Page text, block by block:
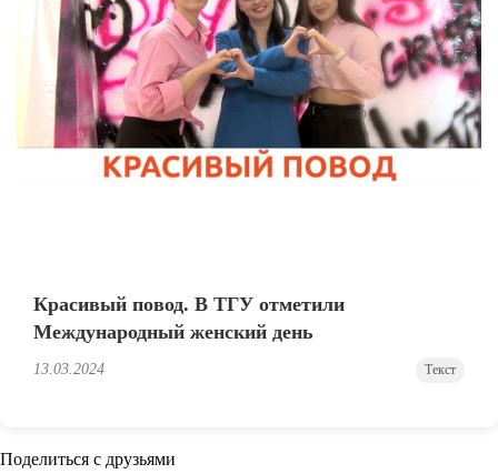
Красивый повод. В ТГУ отметили
Международный женский день
13.03.2024 Текст
Поделиться с друзьями